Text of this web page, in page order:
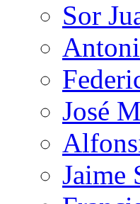
Sor
José
Jaime